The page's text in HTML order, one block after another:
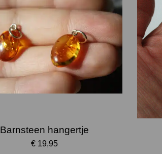
Barnsteen hangertje
€ 19,95